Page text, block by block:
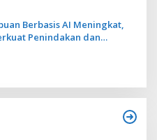
Berbasis AI Meningkat,
Penindakan dan
Aplikasi Anti Penipuan